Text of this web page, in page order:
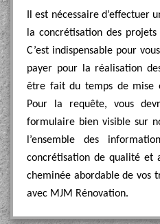
Il est nécessaire d’effectuer
la concrétisation des
C’est indispensable pour
payer pour la réalisation
être fait du temps de mise
Pour la requête, vous
formulaire bien visible sur
l’ensemble des
concrétisation de qualité et
cheminée abordable de vos
avec MJM Rénovation.